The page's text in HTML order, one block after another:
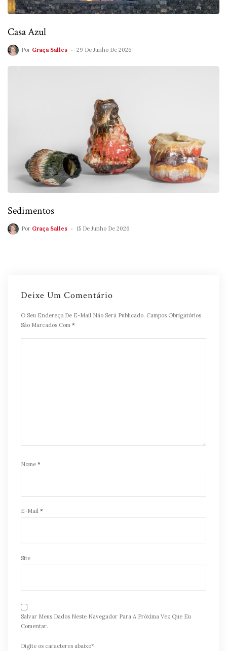
Casa Azul
Por Graça Salles 29 De Junho De 2026
Sedimentos
Por Graça Salles 15 De Junho De 2026
Deixe Um Comentário
O Seu Endereço De E-Mail Não Será Publicado. Campos Obrigatórios
São Marcados Com *
Nome *
E-Mail *
Site
Salvar Meus Dados Neste Navegador Para A Próxima Vez Que Eu
Comentar.
Digite os caracteres abaixo*